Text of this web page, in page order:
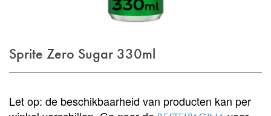
Sprite Zero Sugar 330ml
Let op: de beschikbaarheid van producten kan per